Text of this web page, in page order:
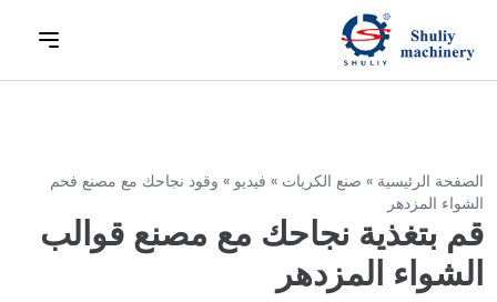
الصفحة الرئيسية » صنع الكريات » فيديو » وقود نجاحك مع مصنع فحم
الشواء المزدهر
قم بتغذية نجاحك مع مصنع قوالب
الشواء المزدهر